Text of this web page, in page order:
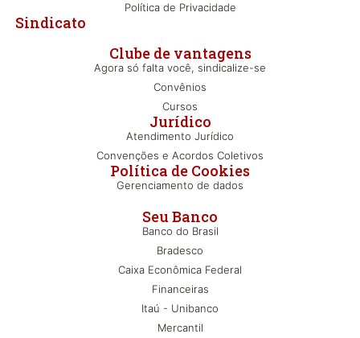
Seu Banco
Banco do Brasil
Bradesco
Caixa Econômica Federal
Financeiras
Itaú - Unibanco
Mercantil
Clube de vantagens
Agora só falta você, sindicalize-se
Convênios
Cursos
Jurídico
Atendimento Jurídico
Convenções e Acordos Coletivos
Política de Cookies
Gerenciamento de dados
Sindicato
Política de Privacidade